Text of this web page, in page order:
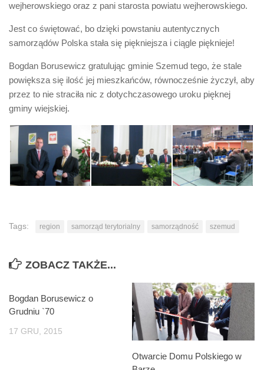
Platforma Obywatelska
Fundacja Jacka Kaczmarskiego
Fundacja Batorego
wejherowskiego oraz z pani starosta powiatu wejherowskiego.
Jest co świętować, bo dzięki powstaniu autentycznych
samorządów Polska stała się piękniejsza i ciągle pięknieje!
Bogdan Borusewicz gratulując gminie Szemud tego, że stale
powiększa się ilość jej mieszkańców, równocześnie życzył, aby
przez to nie straciła nic z dotychczasowego uroku pięknej
gminy wiejskiej.
Tags: region samorząd terytorialny samorządność szemud
ZOBACZ TAKŻE...
Bogdan Borusewicz o
Grudniu `70
17 GRU, 2015
Otwarcie Domu Polskiego w